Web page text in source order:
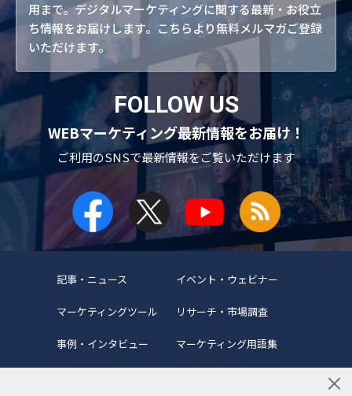
用まで。デジタルマーケティングに関する最新・お役立
ち情報をお届けします。こちらより無料メルマガご登録
いただけます。
FOLLOW US
WEBマーケティング最新情報をお届け！
ご利用のSNSで最新情報をご覧いただけます
記事・ニュース イベント・ウェビナー
マーケティングツール リサーチ・市場調査
事例・インタビュー マーケティング用語集